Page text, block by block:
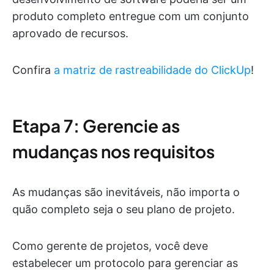
produto completo entregue com um conjunto
aprovado de recursos.
Confira a matriz de rastreabilidade do ClickUp!
Etapa 7: Gerencie as
mudanças nos requisitos
As mudanças são inevitáveis, não importa o
quão completo seja o seu plano de projeto.
Como gerente de projetos, você deve
estabelecer um protocolo para gerenciar as